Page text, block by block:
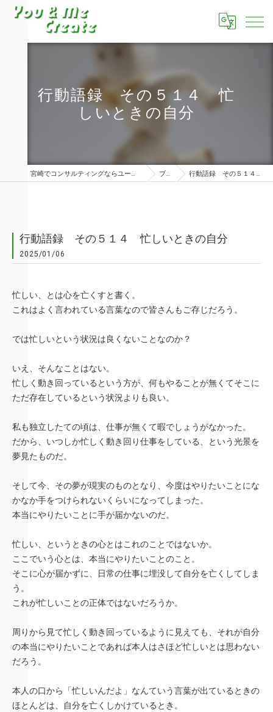
行動語録 その５１４ 忙
しいときの自分
宮崎でコンサルティングならユーアンドミークリエイト株式会社 ブログ 行動語録 その５１４ 忙しいときの自分
行動語録 その５１４ 忙しいときの自分
2025/01/06
忙しい、とは心を亡くすと書く。
これはよく言われている言葉なので皆さんもご存じだろう。
では忙しいという状況は良くないことなのか？
いえ、そんなことはない。
忙しく動き回っているという方が、何もやることが無くてそこに
ただ存在しているという状況よりも良い。
私も独立したての頃は、仕事が無くて暇でしょうがなかった。
だから、いつしか忙しく動き回り仕事をしている、という光景を
夢見たものだ。
そして今、その夢が現実のものとなり、今度はやりたいことにな
かなか手をつけられないくらいになってしまった。
本当にやりたいことに手が届かないのだ。
忙しい、というときの心とはこれのことではないか。
ここでいう心とは、本当にやりたいことのこと。
そこに心が届かずに、日常の仕事に埋没して自分を亡くしてしま
う。
これが忙しいことの正体ではないだろうか。
周りから見て忙しく動き回っているように見えても、それが自分
の本当にやりたいことであれば本人はさほど忙しいとは思わない
だろう。
本人の口から「忙しいんだよ」なんていう言葉が出ているときの
ほとんどは、自分を亡くしかけているとき。